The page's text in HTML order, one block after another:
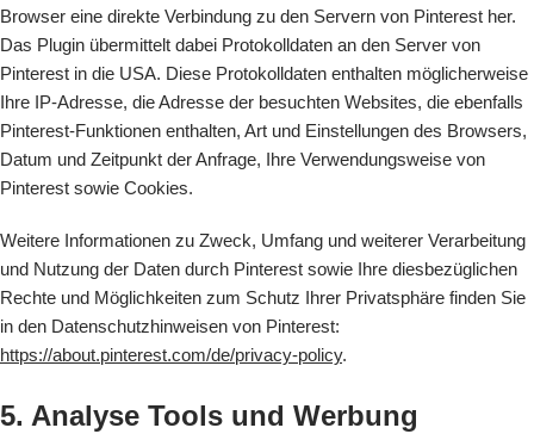
Browser eine direkte Verbindung zu den Servern von Pinterest her.
Das Plugin übermittelt dabei Protokolldaten an den Server von
Pinterest in die USA. Diese Protokolldaten enthalten möglicherweise
Ihre IP-Adresse, die Adresse der besuchten Websites, die ebenfalls
Pinterest-Funktionen enthalten, Art und Einstellungen des Browsers,
Datum und Zeitpunkt der Anfrage, Ihre Verwendungsweise von
Pinterest sowie Cookies.
Weitere Informationen zu Zweck, Umfang und weiterer Verarbeitung
und Nutzung der Daten durch Pinterest sowie Ihre diesbezüglichen
Rechte und Möglichkeiten zum Schutz Ihrer Privatsphäre finden Sie
in den Datenschutzhinweisen von Pinterest:
https://about.pinterest.com/de/privacy-policy.
5. Analyse Tools und Werbung